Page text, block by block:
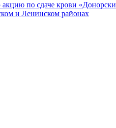
по сдаче крови «Донорски
и Ленинском районах